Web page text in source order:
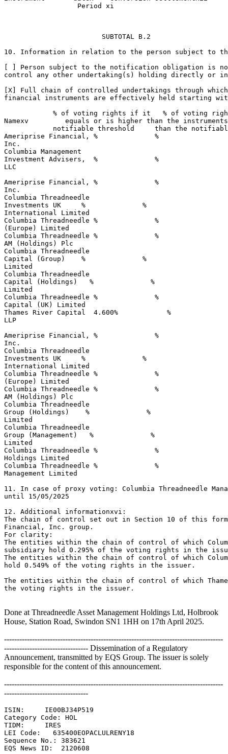
                  Period xi
                        SUBTOTAL B.2
10. Information in relation to the person subject to
[ ] Person subject to the notification obligation is
control any other undertaking(s) holding directly
[X] Full chain of controlled undertakings through
financial instruments are effectively held starting
% of voting rights if it   % of voting
Namexv         equals or is higher than the
notifiable threshold     than the
Ameriprise Financial, %              %
Inc.
Columbia Management
Investment Advisers,  %              %
LLC
Ameriprise Financial, %              %
Inc.
Columbia Threadneedle
Investments UK     %              %
International Limited
Columbia Threadneedle %              %
(Europe) Limited
Columbia Threadneedle %              %
AM (Holdings) Plc
Columbia Threadneedle
Capital (Group)    %              %
Limited
Columbia Threadneedle
Capital (Holdings)   %              %
Limited
Columbia Threadneedle %              %
Capital (UK) Limited
Thames River Capital  4.600%            %
LLP
Ameriprise Financial, %              %
Inc.
Columbia Threadneedle
Investments UK     %              %
International Limited
Columbia Threadneedle %              %
(Europe) Limited
Columbia Threadneedle %              %
AM (Holdings) Plc
Columbia Threadneedle
Group (Holdings)    %              %
Limited
Columbia Threadneedle
Group (Management)   %              %
Limited
Columbia Threadneedle %              %
Holdings Limited
Columbia Threadneedle %              %
Management Limited
11. In case of proxy voting: Columbia Threadneedle
until 15/05/2025
12. Additional informationxvi:
The chain of control set out in Section 10 of this
Financial, Inc. group.
For clarity:
The entities within the chain of control of which
subsidiary hold 0.295% of the voting rights in the
The entities within the chain of control of which
hold 0.549% of the voting rights in the issuer.
The entities within the chain of control of which
the voting rights in the issuer.
Done at Threadneedle Asset Management Holdings Ltd, Holbrook
House, Station Road, Swindon SN1 1HH on 17th April 2025.
--------------------------------------------------------------------------------------
--------------------------------- Dissemination of a Regulatory
Announcement, transmitted by EQS Group. The issuer is solely
responsible for the content of this announcement.
--------------------------------------------------------------------------------------
---------------------------------
ISIN:     IE00BJ34P519
Category Code: HOL
TIDM:     IRES
LEI Code:   635400EOPACLULRENY18
Sequence No.: 383621
EQS News ID:  2120608